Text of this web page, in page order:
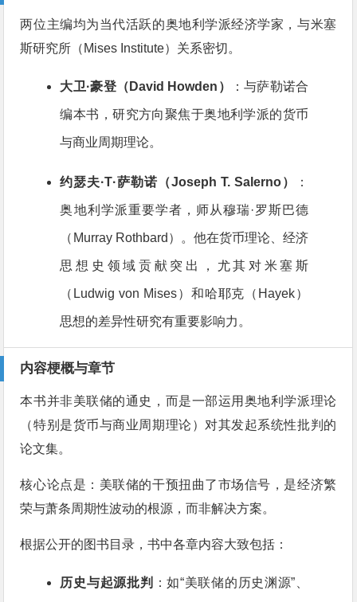
两位主编均为当代活跃的奥地利学派经济学家，与米塞
斯研究所（Mises Institute）关系密切 。
大卫·豪登（David Howden） ：与萨勒诺合
编本书，研究方向聚焦于奥地利学派的货币
与商业周期理论。
约瑟夫·T·萨勒诺（Joseph T. Salerno） ：
奥地利学派重要学者，师从穆瑞·罗斯巴德
（Murray Rothbard）。他在货币理论、经济
思想史领域贡献突出，尤其对米塞斯
（Ludwig von Mises）和哈耶克（Hayek）
思想的差异性研究有重要影响力 。
内容梗概与章节
本书并非美联储的通史，而是一部运用奥地利学派理论
（特别是货币与商业周期理论）对其发起系统性批判的
论文集。
核心论点是：美联储的干预扭曲了市场信号，是经济繁
荣与萧条周期性波动的根源，而非解决方案。
根据公开的图书目录，书中各章内容大致包括 ：
历史与起源批判 ：如“美联储的历史渊源”、